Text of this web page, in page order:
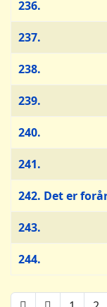
236.
237.
238.
239.
240.
241.
242. Det er
243.
244.